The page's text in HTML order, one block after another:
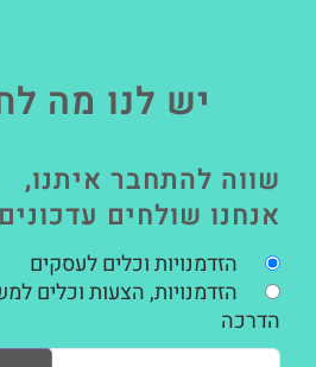
יש לנו מה
שווה להתחבר איתנו,
אנחנו שולחים
הזדמנויות וכלים לעסקים
הזדמנויות, הצעות וכלים
הדרכה